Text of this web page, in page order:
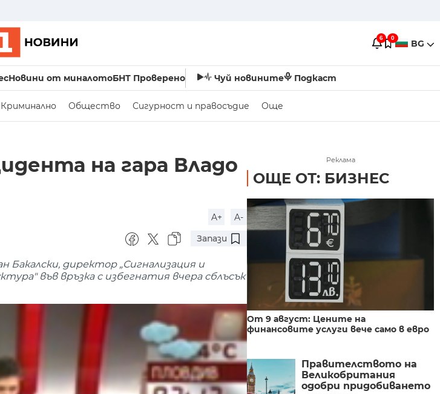
6 0 BG
Новини от миналотоБНТ Проверено Чуй новините Подкаст
Криминално Общество Сигурност и правосъдие Още
на гара Владо
A+
A-
Запази
директор „Сигнализация и
във връзка с избегнатия вчера сблъсък
Реклама
ОЩЕ ОТ: БИЗНЕС
От 9 август: Цените на
финансовите услуги вече само в евро
Правителството на
Великобритания
одобри придобиването